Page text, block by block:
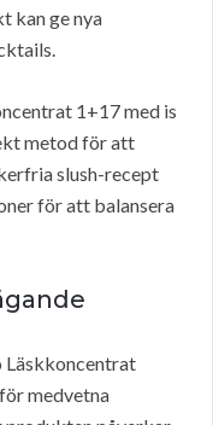
kan ge nya
1+17 med is
metod för att
slush-recept
för att balansera
Läskkoncentrat
medvetna